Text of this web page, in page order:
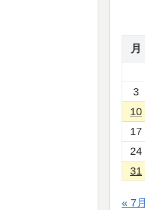
月
3
10
17
24
31
« 7月